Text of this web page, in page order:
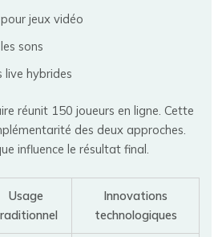
jeux vidéo
sons
live hybrides
réunit 150 joueurs en ligne. Cette
des deux approches.
influence le résultat final.
Usage
Innovations
technologiques